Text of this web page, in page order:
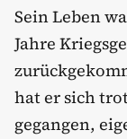
Sein Leben
Jahre
hat er sich
gegangen,